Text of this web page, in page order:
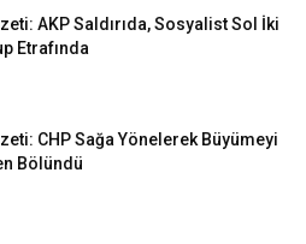
AKP Saldırıda, Sosyalist Sol İki
Etrafında
CHP Sağa Yönelerek Büyümeyi
Bölündü